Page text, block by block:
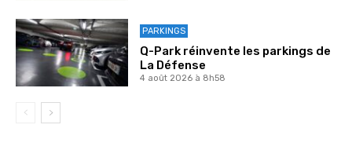
PARKINGS
Q-Park réinvente les parkings de
La Défense
4 août 2026 à 8h58